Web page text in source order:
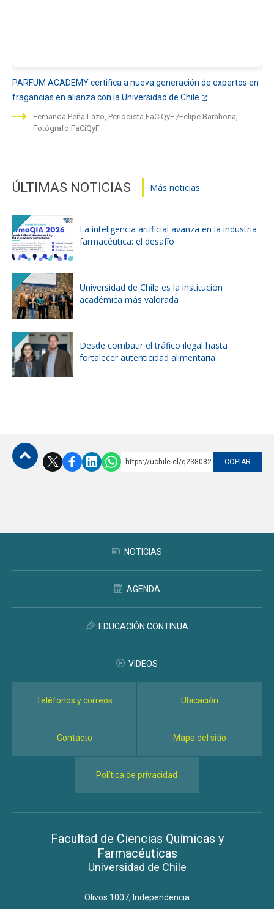
PARFUM ACADEMY certifica a nueva generación de expertos en
fragancias en alianza con la Universidad de Chile
Fernanda Peña Lazo, Periodista FaCiQyF Felipe Barahona,
Fotógrafo FaCiQyF
ÚLTIMAS NOTICIAS Más noticias
La inteligencia artificial avanza en la industria
farmacéutica: el desafío
Universidad de Chile es la institución
académica más valorada
Desde combatir el tráfico ilegal hasta
fortalecer autenticidad alimentaria
https://uchile.cl/q238082 COPIAR
NOTICIAS
AGENDA
EDUCACIÓN CONTINUA
VIDEOS
Teléfonos y correos Ubicación
Contacto Mapa del sitio
Política de privacidad
Facultad de Ciencias Químicas y
Farmacéuticas
Universidad de Chile
Olivos 1007, Independencia